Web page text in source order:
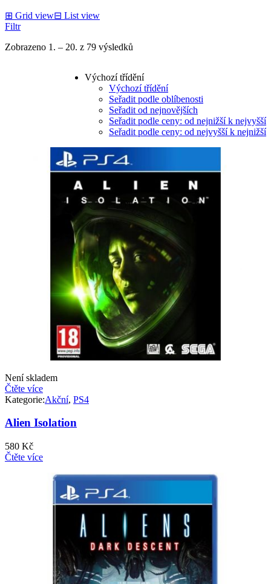
⊞ Grid view⊟ List view
Filtr
Zobrazeno 1. – 20. z 79 výsledků
Výchozí třídění
Výchozí třídění
Seřadit podle oblíbenosti
Seřadit od nejnovějších
Seřadit podle ceny: od nejnižší k nejvyšší
Seřadit podle ceny: od nejvyšší k nejnižší
Není skladem
Čtěte více
Kategorie:Akční, PS4
Alien Isolation
580 Kč
Čtěte více